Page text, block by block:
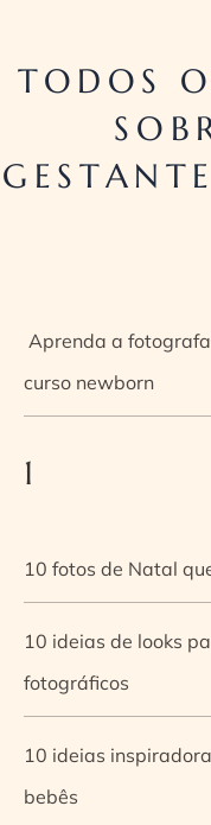
TODOS
Aprenda a
curso newborn
1
10 fotos de Natal
10 ideias de looks
fotográficos
10 ideias
bebês